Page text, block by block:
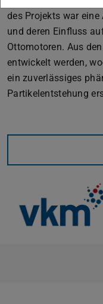
des Projekts war eine
und deren Einfluss
Ottomotoren. Aus
entwickelt werden,
ein zuverlässiges
Partikelentstehung